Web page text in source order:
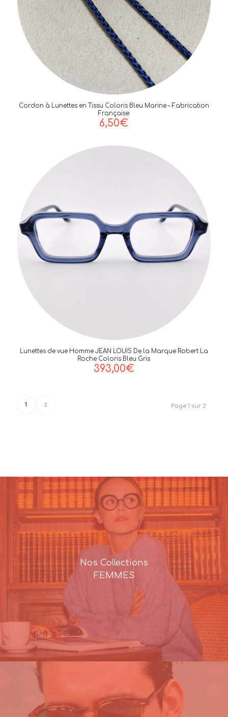
Cordon à Lunettes en Tissu Coloris Bleu Marine – Fabrication
Française
6,50€
Lunettes de vue Homme JEAN LOUIS De la Marque Robert La
Roche Coloris Bleu Gris
393,00€
Page 1 sur 2
1 2
Nos Collections
FEMMES